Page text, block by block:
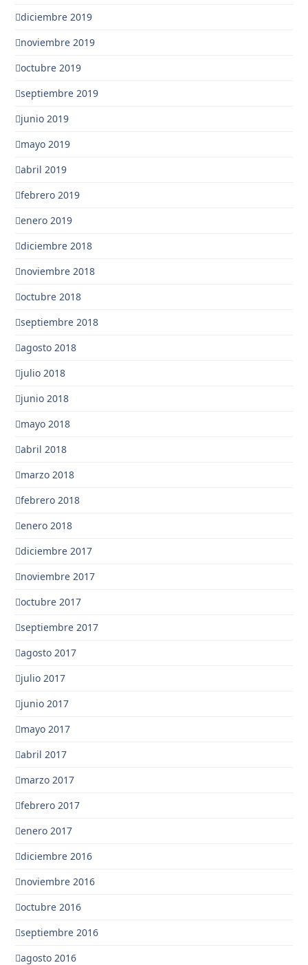
diciembre 2019
noviembre 2019
octubre 2019
septiembre 2019
junio 2019
mayo 2019
abril 2019
febrero 2019
enero 2019
diciembre 2018
noviembre 2018
octubre 2018
septiembre 2018
agosto 2018
julio 2018
junio 2018
mayo 2018
abril 2018
marzo 2018
febrero 2018
enero 2018
diciembre 2017
noviembre 2017
octubre 2017
septiembre 2017
agosto 2017
julio 2017
junio 2017
mayo 2017
abril 2017
marzo 2017
febrero 2017
enero 2017
diciembre 2016
noviembre 2016
octubre 2016
septiembre 2016
agosto 2016